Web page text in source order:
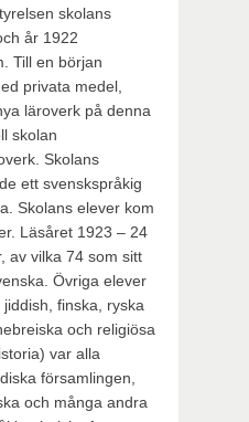
skolans
år 1922
Till en början
privata medel,
läroverk på denna
skolan
Skolans
ett svenskspråkig
Skolans elever kom
Läsåret 1923 – 24
av vilka 74 som sitt
Övriga elever
finska, ryska
och religiösa
var alla
församlingen,
och många andra